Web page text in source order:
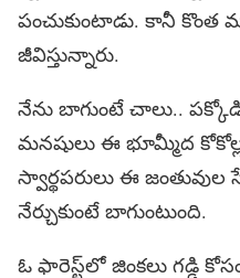
పంచుకుంటాడు. కానీ కొంత
జీవిస్తున్నారు.
నేను బాగుంటే చాలు.. ప‌క్కోడి
మ‌న‌షులు ఈ భూమ్మీద
స్వార్థ‌ప‌రులు ఈ
నేర్చుకుంటే బాగుంటుంది.
ఓ ఫారెస్ట్‌లో జింక‌లు గ‌డ్డి